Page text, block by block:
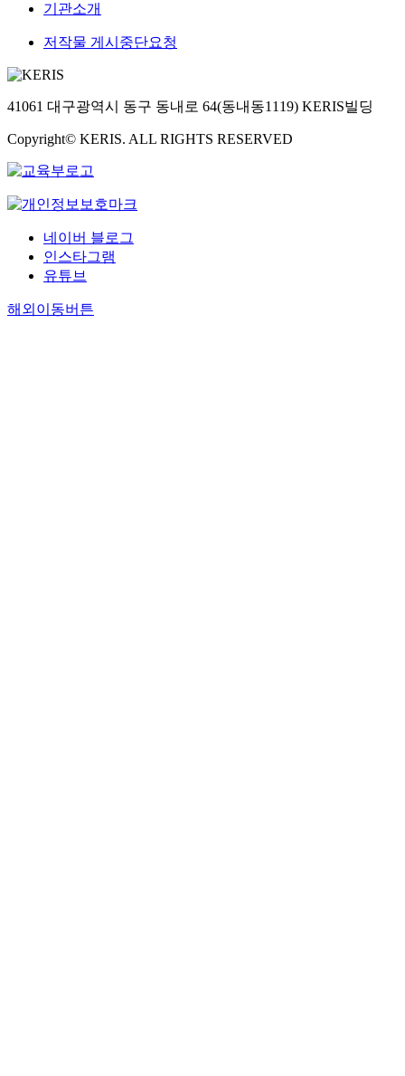
기관소개
저작물 게시중단요청
41061 대구광역시 동구 동내로 64(동내동1119) KERIS빌딩
Copyright© KERIS. ALL RIGHTS RESERVED
네이버 블로그
인스타그램
유튜브
해외이동버튼